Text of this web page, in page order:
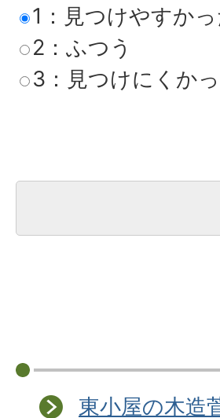
1：見つけやすかっ
2：ふつう
3：見つけにくか
東小屋の木造